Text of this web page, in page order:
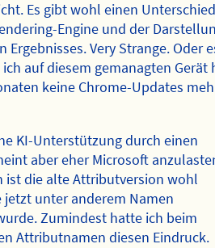
Es gibt wohl einen
Engine und der
Ergebnisses. Very Strange. Oder
auf diesem gemanagten Gerät
keine Chrome-Updates
KI-Unterstützung durch einen
aber eher Microsoft
ist die alte Attributversion wohl
jetzt unter anderem Namen
Zumindest hatte ich beim
Attributnamen diesen Eindruck.